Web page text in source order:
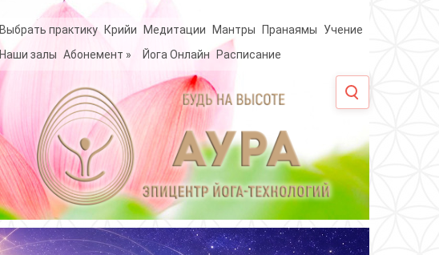
Выбрать практику Крийи Медитации Мантры Пранаямы
Учение
Наши залы Абонемент » Йога Онлайн Расписание